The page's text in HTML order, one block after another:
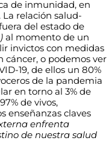
de inmunidad, en
relación salud-
del estado de
al momento de un
invictos con medidas
cáncer, o podemos ver
19, de ellos un 80%
de la pandemia
en torno al 3% de
de vivos,
enseñanzas claves
enfrenta
de nuestra salud